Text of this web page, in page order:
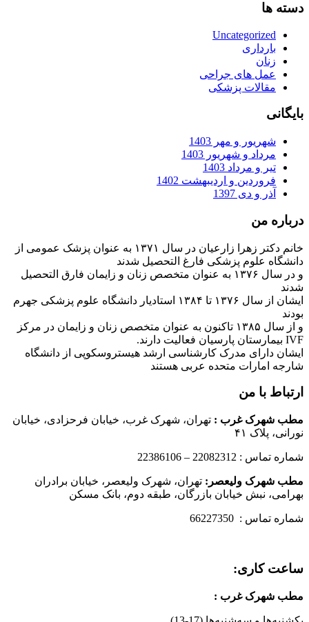
دسته ها
Uncategorized
بارداری
زنان
عمل های جراحی
مقالات پزشکی
بایگانی
شهریور و مهر 1403
مرداد و شهریور 1403
تیر و مرداد 1403
فروردین و اردیبهشت 1402
آذر و دی 1397
درباره من
خانم دکتر زهرا زارعیان در سال ۱۳۷۱ به عنوان پزشک عمومی از
دانشگاه علوم پزشکی فارغ التحصیل شدند
و در سال ۱۳۷۶ به عنوان متخصص زنان و زایمان فارق التحصیل
شدند
ایشان از سال ۱۳۷۶ تا ۱۳۸۴ استادیار دانشگاه علوم پزشکی جهرم
بودند
و از سال ۱۳۸۵ تاکنون به عنوان متخصص زنان و زایمان در مرکز
IVF بیمارستان پارسیان فعالیت دارند.
ایشان دارای مدرک کارشناسی ارشد هیستروسکوپی از دانشگاه
شارجه امارات متحده عربی هستند
ارتباط با من
مطب شهرک غرب : تهران، شهرک غرب، خیابان فرحزادی، خیابان
نورانی، پلاک ۴۱
شماره تماس : 22082312 – 22386106
مطب شهرک ولیعصر: تهران، شهرک ولیعصر، خیابان برادران
بهرامی، نبش خیابان بازرگان، طبقه دوم، بانک مسکن
شماره تماس : 66227350
ساعت کاری:
مطب شهرک غرب :